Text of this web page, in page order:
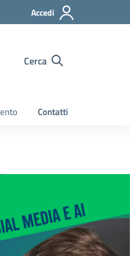
Accedi
Cerca
Contatti